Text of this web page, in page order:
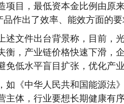
项目，最低资本金比例由原
作出了效率、能效方面的要
文件出台背景称，目前，
衡，产业链价格快速下滑，
低水平盲目扩张，优化产业
《中华人民共和国能源法
主体，行业要想长期健康有